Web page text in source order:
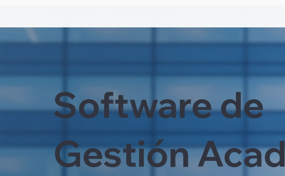
Software de
Gestión